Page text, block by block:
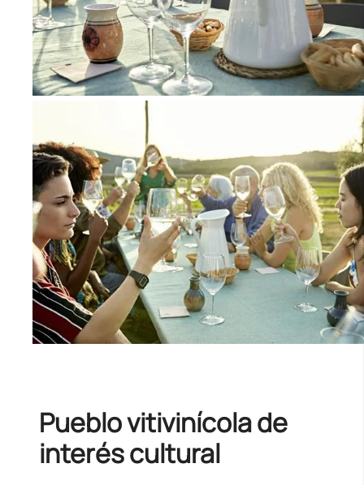
Pueblo vitivinícola de
interés cultural